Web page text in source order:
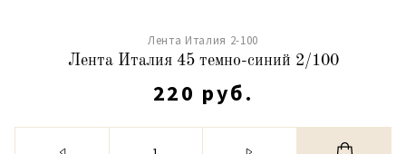
Лента Италия 2-100
Лента Италия 45 темно-синий 2/100
220 руб.